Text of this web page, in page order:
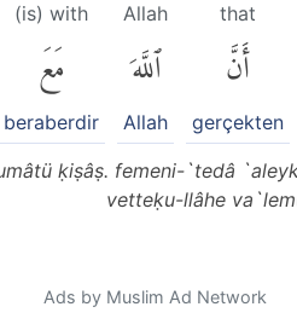
that
أَنَّ
gerçekten
Allah
ٱللَّهَ
Allah
(is) with
مَعَ
beraberdir
ḳiṣâṣ. femeni-`tedâ
vetteḳu-llâhe
Ads by Muslim Ad Network